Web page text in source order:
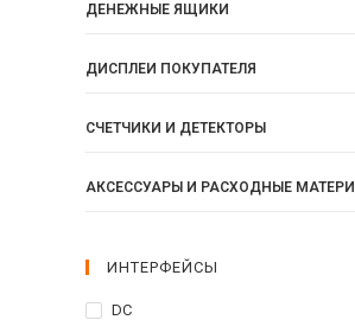
ДЕНЕЖНЫЕ ЯЩИКИ
ДИСПЛЕИ ПОКУПАТЕЛЯ
СЧЕТЧИКИ И ДЕТЕКТОРЫ
АКСЕССУАРЫ И РАСХОДНЫЕ
ИНТЕРФЕЙСЫ
DC